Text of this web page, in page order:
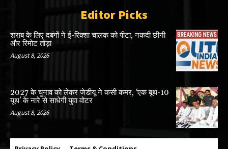
Editor Picks
शराब के लिए दबंगों ने ई-रिक्शा चालक को पीटा, नकदी छीनी
और रिमोट तोड़ा
August 8, 2026
2027 के चुनाव को लेकर जेडीयू ने कसी कमर, ‘एक बूथ-10
यूथ’ के नारे से साधेगी युवा वोटर
August 8, 2026